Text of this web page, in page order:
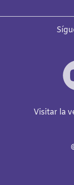
Visitar la